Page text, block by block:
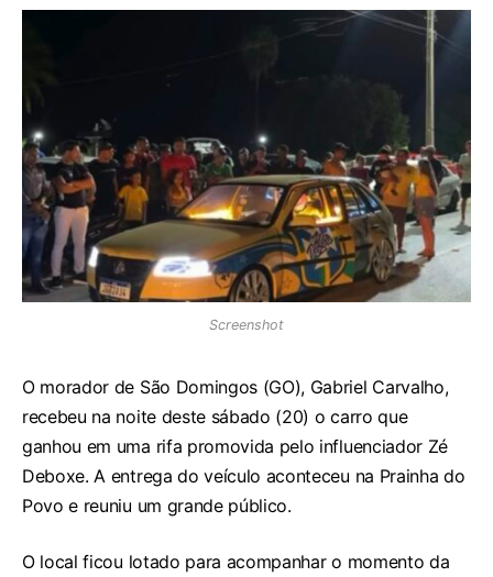
Screenshot
O morador de São Domingos (GO), Gabriel Carvalho,
recebeu na noite deste sábado (20) o carro que
ganhou em uma rifa promovida pelo influenciador Zé
Deboxe. A entrega do veículo aconteceu na Prainha do
Povo e reuniu um grande público.
O local ficou lotado para acompanhar o momento da